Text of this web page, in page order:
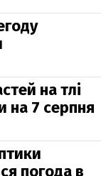
на тлі
на 7 серпня
погода в